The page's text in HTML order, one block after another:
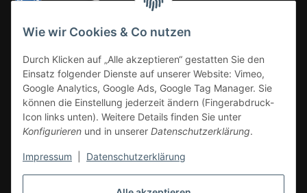
Wie wir Cookies & Co nutzen
Durch Klicken auf „Alle akzeptieren“ gestatten Sie den
Einsatz folgender Dienste auf unserer Website: Vimeo,
Google Analytics, Google Ads, Google Tag Manager. Sie
können die Einstellung jederzeit ändern (Fingerabdruck-
Icon links unten). Weitere Details finden Sie unter
Konfigurieren und in unserer Datenschutzerklärung.
Impressum Datenschutzerklärung